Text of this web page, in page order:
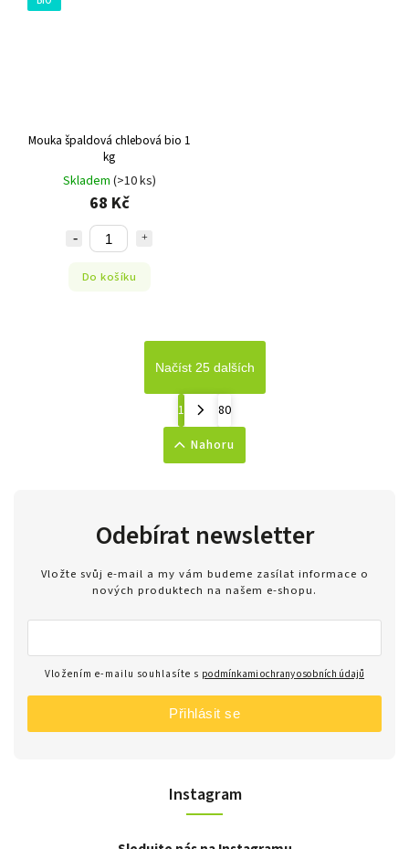
Mouka špaldová chlebová bio 1
kg
Skladem (>10 ks)
68 Kč
Do košíku
Načíst 25 dalších
1
80
Nahoru
Instagram
Odebírat newsletter
Vložte svůj e-mail a my vám budeme zasílat informace o
nových produktech na našem e-shopu.
Vložením e-mailu souhlasíte s podmínkami ochrany osobních údajů
Přihlásit se